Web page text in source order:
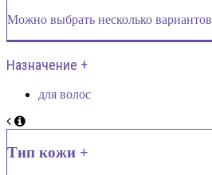
Можно выбрать несколько вариантов
Назначение +
для волос
Тип кожи +